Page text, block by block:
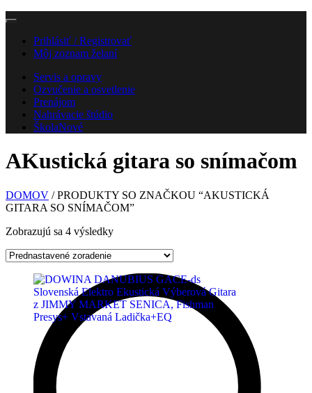
Prihlásiť / Registrovať
Môj zoznam želaní
Servis a opravy
Ozvučenie a osvetlenie
Prenájom
Nahrávacie štúdio
ŠkolaNové
AKustická gitara so snímačom
DOMOV / PRODUKTY SO ZNAČKOU “AKUSTICKÁ
GITARA SO SNÍMAČOM”
Zobrazujú sa 4 výsledky